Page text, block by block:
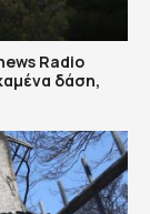
Radio
δάση,